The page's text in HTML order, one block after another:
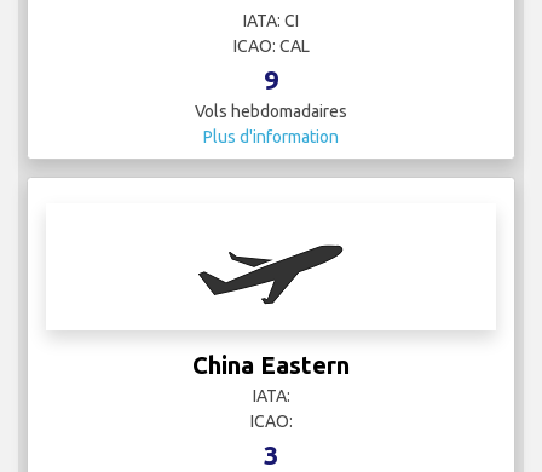
IATA: CI
ICAO: CAL
9
Vols hebdomadaires
Plus d'information
China Eastern
IATA:
ICAO:
3